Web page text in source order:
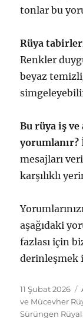
tonlar bu
Rüya
Renkler
beyaz
Bu rüya iş ve
yorumlanır?
mesajları
karşılıklı
aşağıdaki
fazlası için
derinleşmek
Yayın
tarihi
11 Şubat 2026
ve Mücevher
Sürüngen